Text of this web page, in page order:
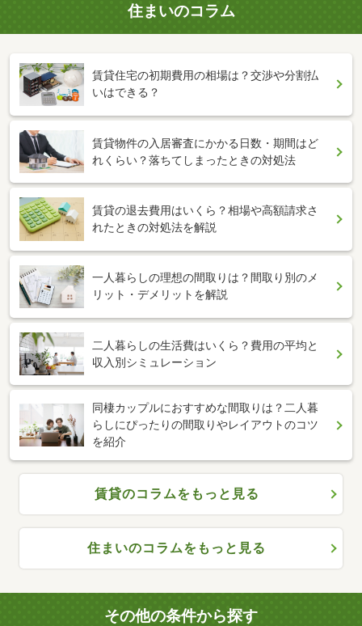
住まいのコラム
賃貸住宅の初期費用の相場は？交渉や分割払
いはできる？
賃貸物件の入居審査にかかる日数・期間はど
れくらい？落ちてしまったときの対処法
賃貸の退去費用はいくら？相場や高額請求さ
れたときの対処法を解説
一人暮らしの理想の間取りは？間取り別のメ
リット・デメリットを解説
二人暮らしの生活費はいくら？費用の平均と
収入別シミュレーション
同棲カップルにおすすめな間取りは？二人暮
らしにぴったりの間取りやレイアウトのコツ
を紹介
賃貸のコラムをもっと見る
住まいのコラムをもっと見る
その他の条件から探す